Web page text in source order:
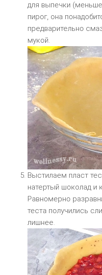
для выпечки
пирог, она
предварительно
мукой.
Выстилаем пласт
натертый шоколад и
Равномерно
теста получились
лишнее.